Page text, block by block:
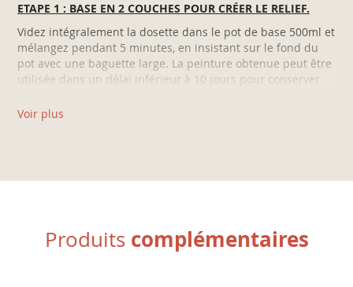
ETAPE 1 : BASE EN 2 COUCHES POUR CRÉER LE RELIEF.
Videz intégralement la dosette dans le pot de base 500ml et
mélangez pendant 5 minutes, en insistant sur le fond du
pot avec une baguette large. La peinture obtenue peut être
utilisée dans un délai inférieur à 10 jours pour conserver
Au-delà, la peinture peut toujours être utilisée sur des
plat une 1ère fine couche de base, puis lisser de manière
• 2ème couche de base: appliquez uniformément à l’aide
d’un spalter ou d'un pinceau une 2ème fine couche de
Voir plus
Produits complémentaires